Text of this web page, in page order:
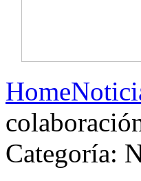
Home
Categoría: